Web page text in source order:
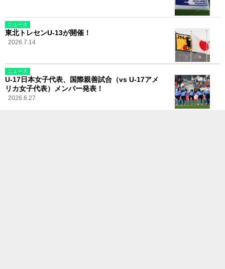
ニュース
東北トレセンU-13が開催！
2026.7.14
ニュース
U-17日本女子代表、国際親善試合（vs U-17アメ
リカ女子代表）メンバー発表！
2026.6.27